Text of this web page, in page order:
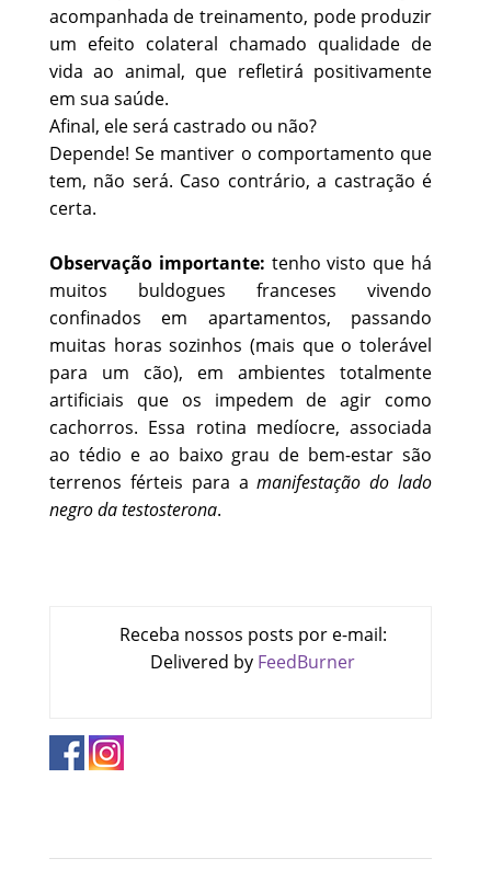
acompanhada de treinamento, pode produzir
um efeito colateral chamado qualidade de
vida ao animal, que refletirá positivamente
em sua saúde.
Afinal, ele será castrado ou não?
Depende! Se mantiver o comportamento que
tem, não será. Caso contrário, a castração é
certa.
Observação importante: tenho visto que há
muitos buldogues franceses vivendo
confinados em apartamentos, passando
muitas horas sozinhos (mais que o tolerável
para um cão), em ambientes totalmente
artificiais que os impedem de agir como
cachorros. Essa rotina medíocre, associada
ao tédio e ao baixo grau de bem-estar são
terrenos férteis para amanifestação do lado
negro da testosterona.
Receba nossos posts por e-mail:
Delivered by FeedBurner